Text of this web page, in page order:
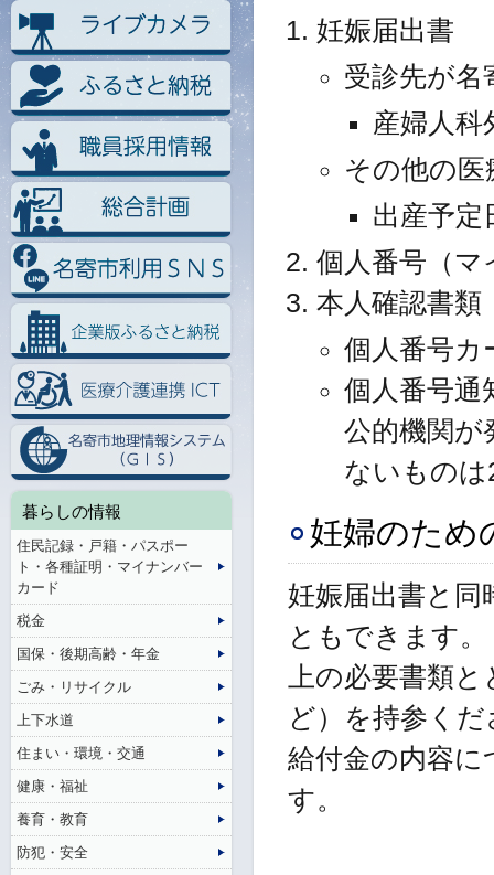
妊娠届出書
受診先が名
産婦人
その他の医
出産予定
個人番号（
本人確認書類
個人番号カ
個人番号通
公的機関が
ないもの
妊婦のため
妊娠届出書と同
ともできます。
上の必要書類
ど）を持参くだ
給付金の内容
す。
暮らしの情報
住民記録・戸籍・パスポー
ト・各種証明・マイナンバー
カード
税金
国保・後期高齢・年金
ごみ・リサイクル
上下水道
住まい・環境・交通
健康・福祉
養育・教育
防犯・安全